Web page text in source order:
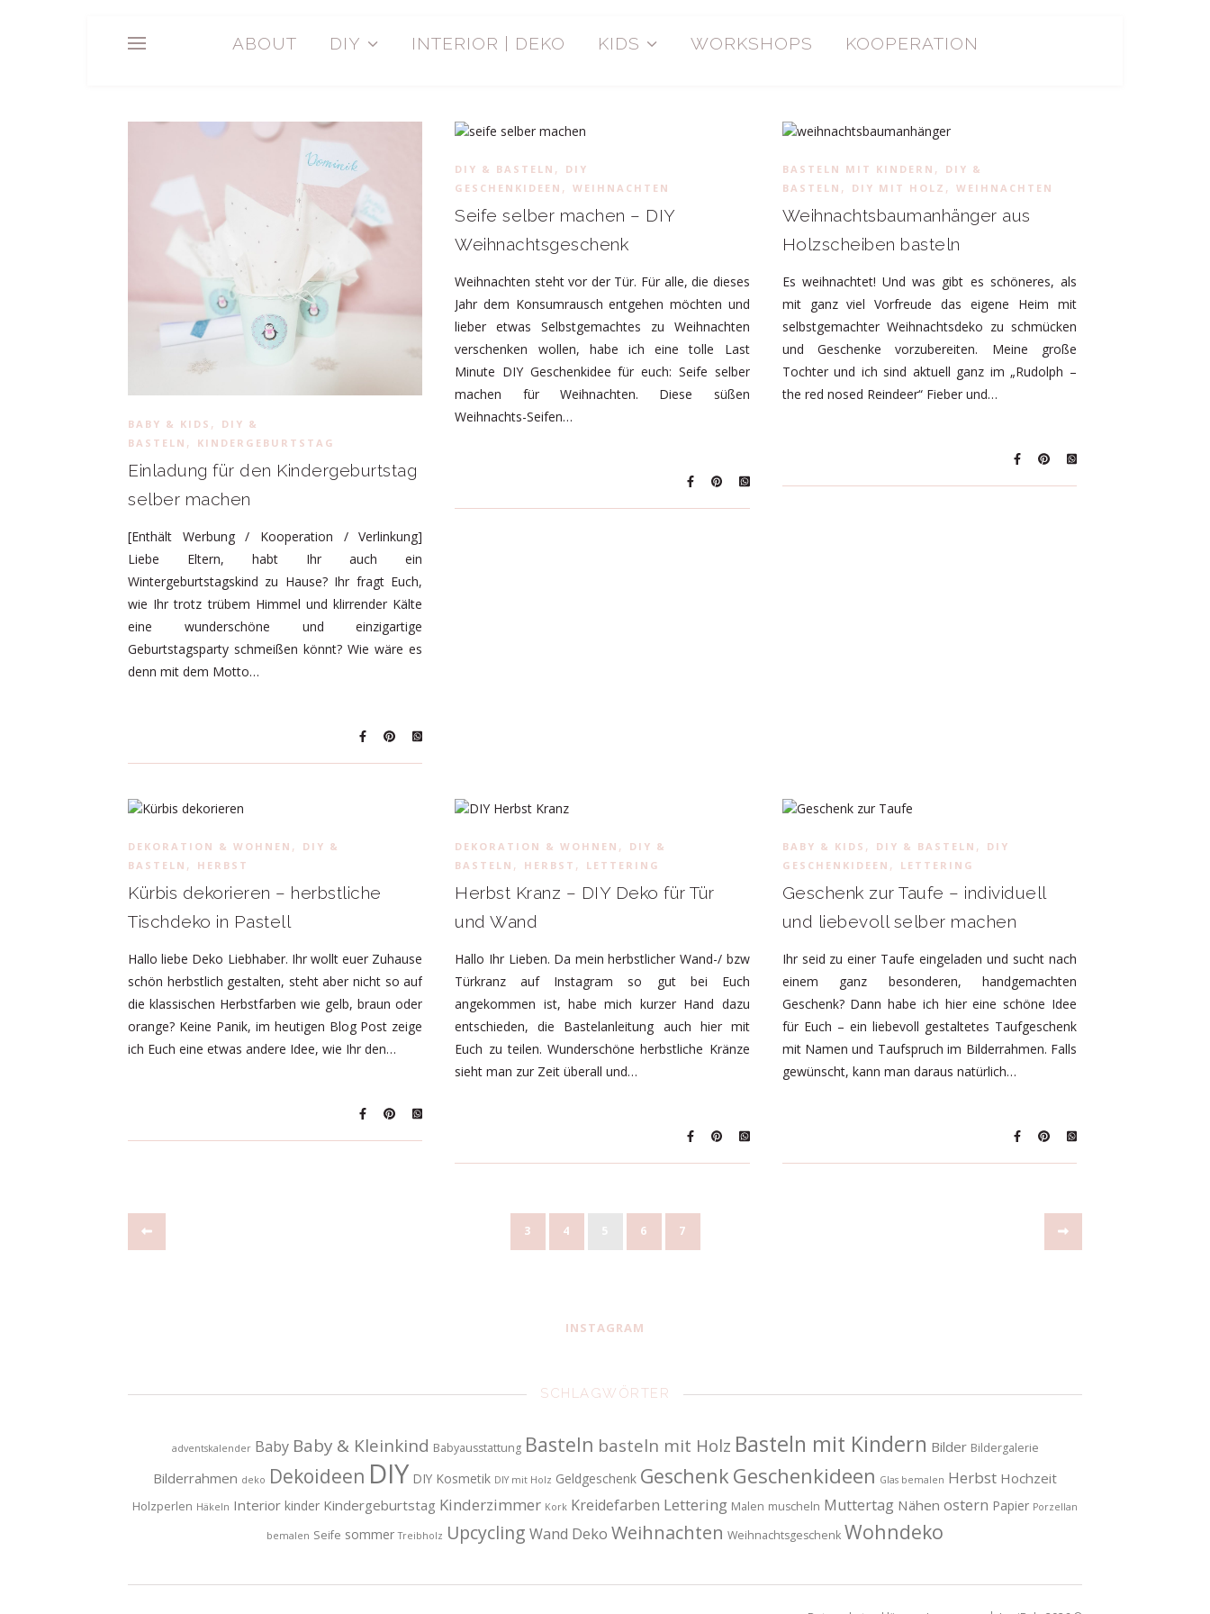
ABOUT DIY INTERIOR | DEKO KIDS WORKSHOPS KOOPERATION
BABY & KIDS ,
DIY &
BASTELN , KINDERGEBURTSTAG
Einladung für den Kindergeburtstag
selber machen
[Enthält Werbung / Kooperation / Verlinkung]
Liebe Eltern, habt Ihr auch ein
Wintergeburtstagskind zu Hause? Ihr fragt Euch,
wie Ihr trotz trübem Himmel und klirrender Kälte
eine wunderschöne und einzigartige
Geburtstagsparty schmeißen könnt? Wie wäre es
denn mit dem Motto…
DIY & BASTELN ,
DIY
GESCHENKIDEEN ,WEIHNACHTEN
Seife selber machen – DIY
Weihnachtsgeschenk
Weihnachten steht vor der Tür. Für alle, die dieses
Jahr dem Konsumrausch entgehen möchten und
lieber etwas Selbstgemachtes zu Weihnachten
verschenken wollen, habe ich eine tolle Last
Minute DIY Geschenkidee für euch: Seife selber
machen für Weihnachten. Diese süßen
Weihnachts-Seifen…
BASTELN MIT KINDERN ,
DIY &
BASTELN , DIY MIT HOLZ , WEIHNACHTEN
Weihnachtsbaumanhänger aus
Holzscheiben basteln
Es weihnachtet! Und was gibt es schöneres, als
mit ganz viel Vorfreude das eigene Heim mit
selbstgemachter Weihnachtsdeko zu schmücken
und Geschenke vorzubereiten. Meine große
Tochter und ich sind aktuell ganz im „Rudolph –
the red nosed Reindeer“ Fieber und…
DEKORATION & WOHNEN ,
DIY &
BASTELN , HERBST
Kürbis dekorieren – herbstliche
Tischdeko in Pastell
Hallo liebe Deko Liebhaber. Ihr wollt euer Zuhause
schön herbstlich gestalten, steht aber nicht so auf
die klassischen Herbstfarben wie gelb, braun oder
orange? Keine Panik, im heutigen Blog Post zeige
ich Euch eine etwas andere Idee, wie Ihr den…
DEKORATION & WOHNEN ,
DIY &
BASTELN , HERBST , LETTERING
Herbst Kranz – DIY Deko für Tür
und Wand
Hallo Ihr Lieben. Da mein herbstlicher Wand-/ bzw
Türkranz auf Instagram so gut bei Euch
angekommen ist, habe mich kurzer Hand dazu
entschieden, die Bastelanleitung auch hier mit
Euch zu teilen. Wunderschöne herbstliche Kränze
sieht man zur Zeit überall und…
BABY & KIDS , DIY & BASTELN ,
DIY
GESCHENKIDEEN , LETTERING
Geschenk zur Taufe – individuell
und liebevoll selber machen
Ihr seid zu einer Taufe eingeladen und sucht nach
einem ganz besonderen, handgemachten
Geschenk? Dann habe ich hier eine schöne Idee
für Euch – ein liebevoll gestaltetes Taufgeschenk
mit Namen und Taufspruch im Bilderrahmen. Falls
gewünscht, kann man daraus natürlich…
3 4 6 7
INSTAGRAM
SCHLAGWÖRTER
adventskalender Baby Baby & Kleinkind Babyausstattung Basteln basteln mit Holz Basteln mit Kindern Bilder Bildergalerie
Bilderrahmen deko Dekoideen DIY DIY Kosmetik DIY mit Holz Geldgeschenk Geschenk Geschenkideen Glas bemalen Herbst Hochzeit
Holzperlen Häkeln Interior kinder Kindergeburtstag Kinderzimmer Kork Kreidefarben Lettering Malen muscheln Muttertag Nähen ostern Papier Porzellan
bemalen Seife sommer Treibholz Upcycling Wand Deko Weihnachten Weihnachtsgeschenk Wohndeko